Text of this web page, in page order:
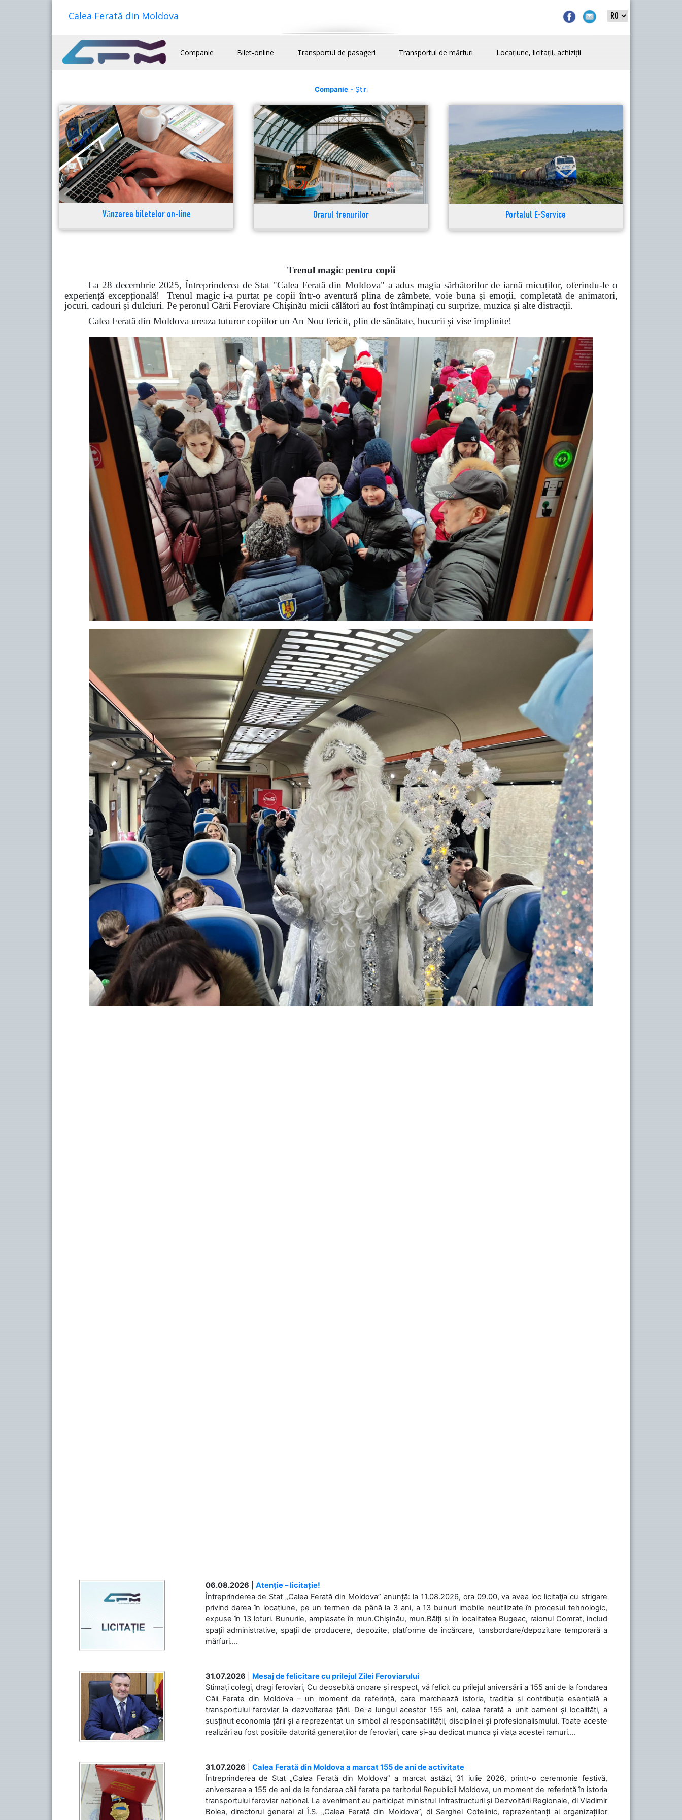
Calea Ferată din Moldova
Companie Bilet-online Transportul de pasageri Transportul de mărfuri Locațiune, licitații, achiziții
Companie- Știri
Vânzarea biletelor on-line Orarul trenurilor Portalul E-Service
Trenul magic pentru copii
La 28 decembrie 2025, Întreprinderea de Stat "Calea Ferată din Moldova" a adus magia sărbătorilor de iarnă micuților, oferindu-le o
experiență excepțională! Trenul magic i-a purtat pe copii într-o aventură plina de zâmbete, voie buna și emoții, completată de animatori,
jocuri, cadouri și dulciuri. Pe peronul Gării Feroviare Chișinău micii călători au fost întâmpinați cu surprize, muzica și alte distracții.
Calea Ferată din Moldova ureaza tuturor copiilor un An Nou fericit, plin de sănătate, bucurii și vise împlinite!
06.08.2026
Atenție – licitație!
Întreprinderea de Stat „Calea Ferată din Moldova” anunță: la 11.08.2026, ora 09.00, va avea loc licitaţia cu strigare
privind darea în locațiune, pe un termen de până la 3 ani, a 13 bunuri imobile neutilizate în procesul tehnologic,
expuse în 13 loturi. Bunurile, amplasate în mun.Chișinău, mun.Bălți și în localitatea Bugeac, raionul Comrat, includ
spații administrative, spații de producere, depozite, platforme de încărcare, tansbordare/depozitare temporară a
mărfuri....
31.07.2026
Mesaj de felicitare cu prilejul Zilei Feroviarului
Stimați colegi, dragi feroviari, Cu deosebită onoare și respect, vă felicit cu prilejul aniversării a 155 ani de la fondarea
Căii Ferate din Moldova – un moment de referință, care marchează istoria, tradiția și contribuția esențială a
transportului feroviar la dezvoltarea țării. De-a lungul acestor 155 ani, calea ferată a unit oameni și localități, a
susținut economia țării și a reprezentat un simbol al responsabilității, disciplinei și profesionalismului. Toate aceste
realizări au fost posibile datorită generațiilor de feroviari, care și-au dedicat munca și viața acestei ramuri....
31.07.2026
Calea Ferată din Moldova a marcat 155 de ani de activitate
Întreprinderea de Stat „Calea Ferată din Moldova” a marcat astăzi, 31 iulie 2026, printr-o ceremonie festivă,
aniversarea a 155 de ani de la fondarea căii ferate pe teritoriul Republicii Moldova, un moment de referință în istoria
transportului feroviar național. La eveniment au participat ministrul Infrastructurii și Dezvoltării Regionale, dl Vladimir
Bolea, directorul general al Î.S. „Calea Ferată din Moldova”, dl Serghei Cotelinic, reprezentanți ai organizațiilor